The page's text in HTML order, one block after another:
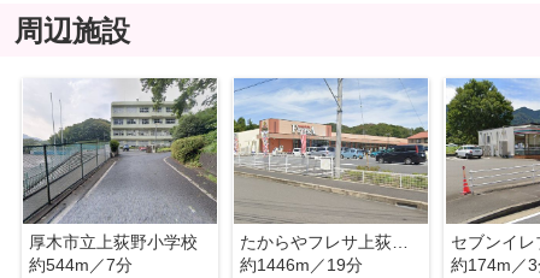
周辺施設
厚木市立上荻野小学校
約544m／7分
たからやフレサ上荻野店
約1446m／19分
約174m／